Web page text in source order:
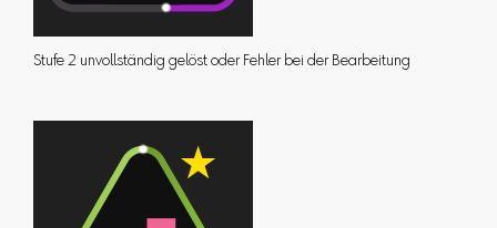
Stufe 2 unvollständig gelöst oder Fehler bei der Bearbeitung